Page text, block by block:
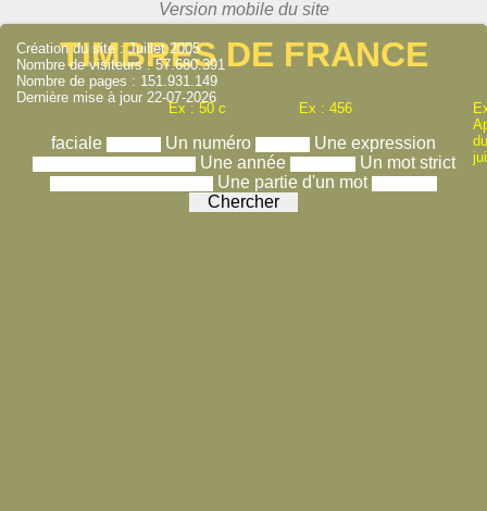
TIMBRES DE FRANCE
Ex : 50 c Ex : 456
faciale Un numéro
Une expression
Une année
Un mot strict
Une partie d'un mot
Création du site : Juillet 2005
Nombre de visiteurs : 57.680.391
Nombre de pages : 151.931.149
Dernière mise à jour 22-07-2026